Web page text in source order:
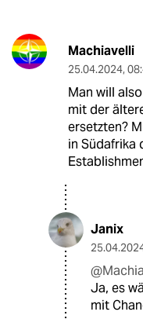
Machiavelli
25.04.2024,
Man will
mit der
ersetzten?
in Südafrika
Janix
Ja, es
mit